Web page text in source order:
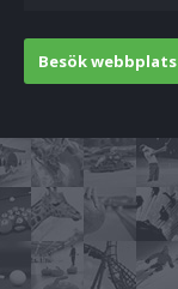
Besök webbplats